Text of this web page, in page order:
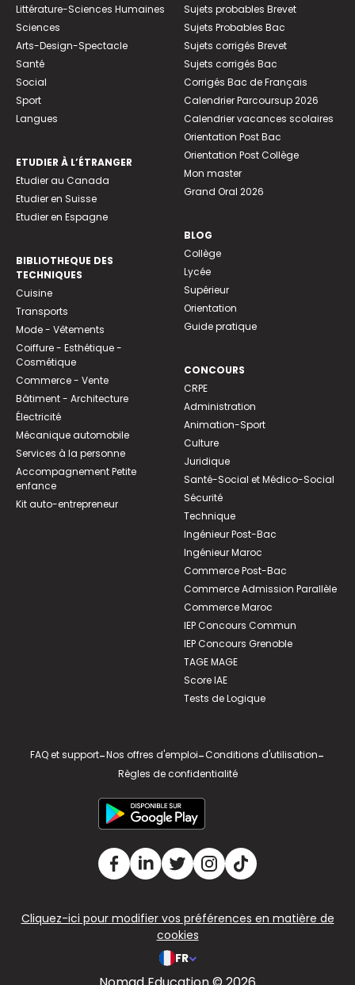
Littérature-Sciences Humaines
Sciences
Arts-Design-Spectacle
Santé
Social
Sport
Langues
ETUDIER À L’ÉTRANGER
Etudier au Canada
Etudier en Suisse
Etudier en Espagne
BIBLIOTHEQUE DES
TECHNIQUES
Cuisine
Transports
Mode - Vêtements
Coiffure - Esthétique -
Cosmétique
Commerce - Vente
Bâtiment - Architecture
Électricité
Mécanique automobile
Services à la personne
Accompagnement Petite
enfance
Kit auto-entrepreneur
Sujets probables Brevet
Sujets Probables Bac
Sujets corrigés Brevet
Sujets corrigés Bac
Corrigés Bac de Français
Calendrier Parcoursup 2026
Calendrier vacances scolaires
Orientation Post Bac
Orientation Post Collège
Mon master
Grand Oral 2026
BLOG
Collège
Lycée
Supérieur
Orientation
Guide pratique
CONCOURS
CRPE
Administration
Animation-Sport
Culture
Juridique
Santé-Social et Médico-Social
Sécurité
Technique
Ingénieur Post-Bac
Ingénieur Maroc
Commerce Post-Bac
Commerce Admission Parallèle
Commerce Maroc
IEP Concours Commun
IEP Concours Grenoble
TAGE MAGE
Score IAE
Tests de Logique
FAQ et support-Nos offres d'emploi-Conditions d'utilisation-
Règles de confidentialité
Cliquez-ici pour modifier vos préférences en matière de
cookies
FR